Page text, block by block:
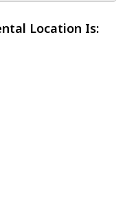
Location Is: